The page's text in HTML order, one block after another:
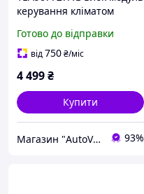
керування кліматом
Volkswagen ID.4 ID4 ID.5
Q4 E-TRON ENYAQ iV
Готово до відправки
від750₴/міс
4 499₴
Купити
Магазин "AutoVisage" 93%